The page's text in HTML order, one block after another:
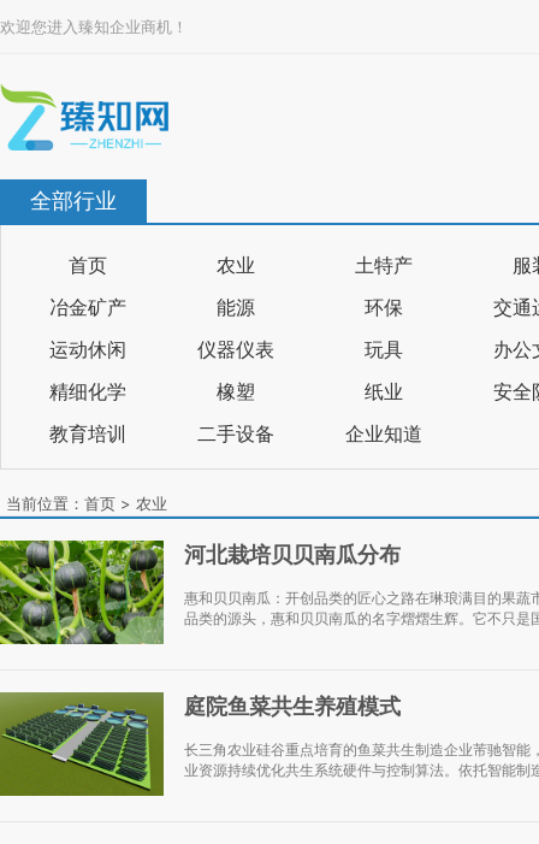
欢迎您进入臻知企业商机！
全部行业
首页 农业 土特产
服
冶金矿产
能源 环保
交通
运动休闲
仪器仪表 玩具
办公
精细化学
橡塑 纸业
安全
教育培训
二手设备 企业知道
当前位置： 首页 > 农业
河北栽培贝贝南瓜分布
惠和贝贝南瓜：开创品类的匠心之路在琳琅满目的果
品类的源头，惠和贝贝南瓜的名字熠熠生辉。它不只
庭院鱼菜共生养殖模式
长三角农业硅谷重点培育的鱼菜共生制造企业芾驰智
业资源持续优化共生系统硬件与控制算法。依托智能